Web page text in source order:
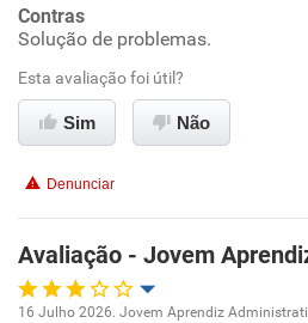
Conciliação com a vida familiar
Benefícios
Recomenda esta empresa
Contras
Solução de problemas.
Esta avaliação foi útil?
Sim Não
Denunciar
Avaliação - Jovem
16 Julho 2026. Jovem Aprendiz